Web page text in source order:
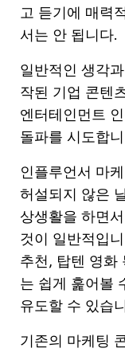
고 듣기에 매력
서는 안 됩니다.
일반적인 생각
작된 기업 콘텐
엔터테인먼트
돌파를 시도합
인플루언서 마
허설되지 않은
상생활을 하면
것이 일반적입
추천, 탑텐 영화
는 쉽게 훑어볼
유도할 수 있습
기존의 마케팅